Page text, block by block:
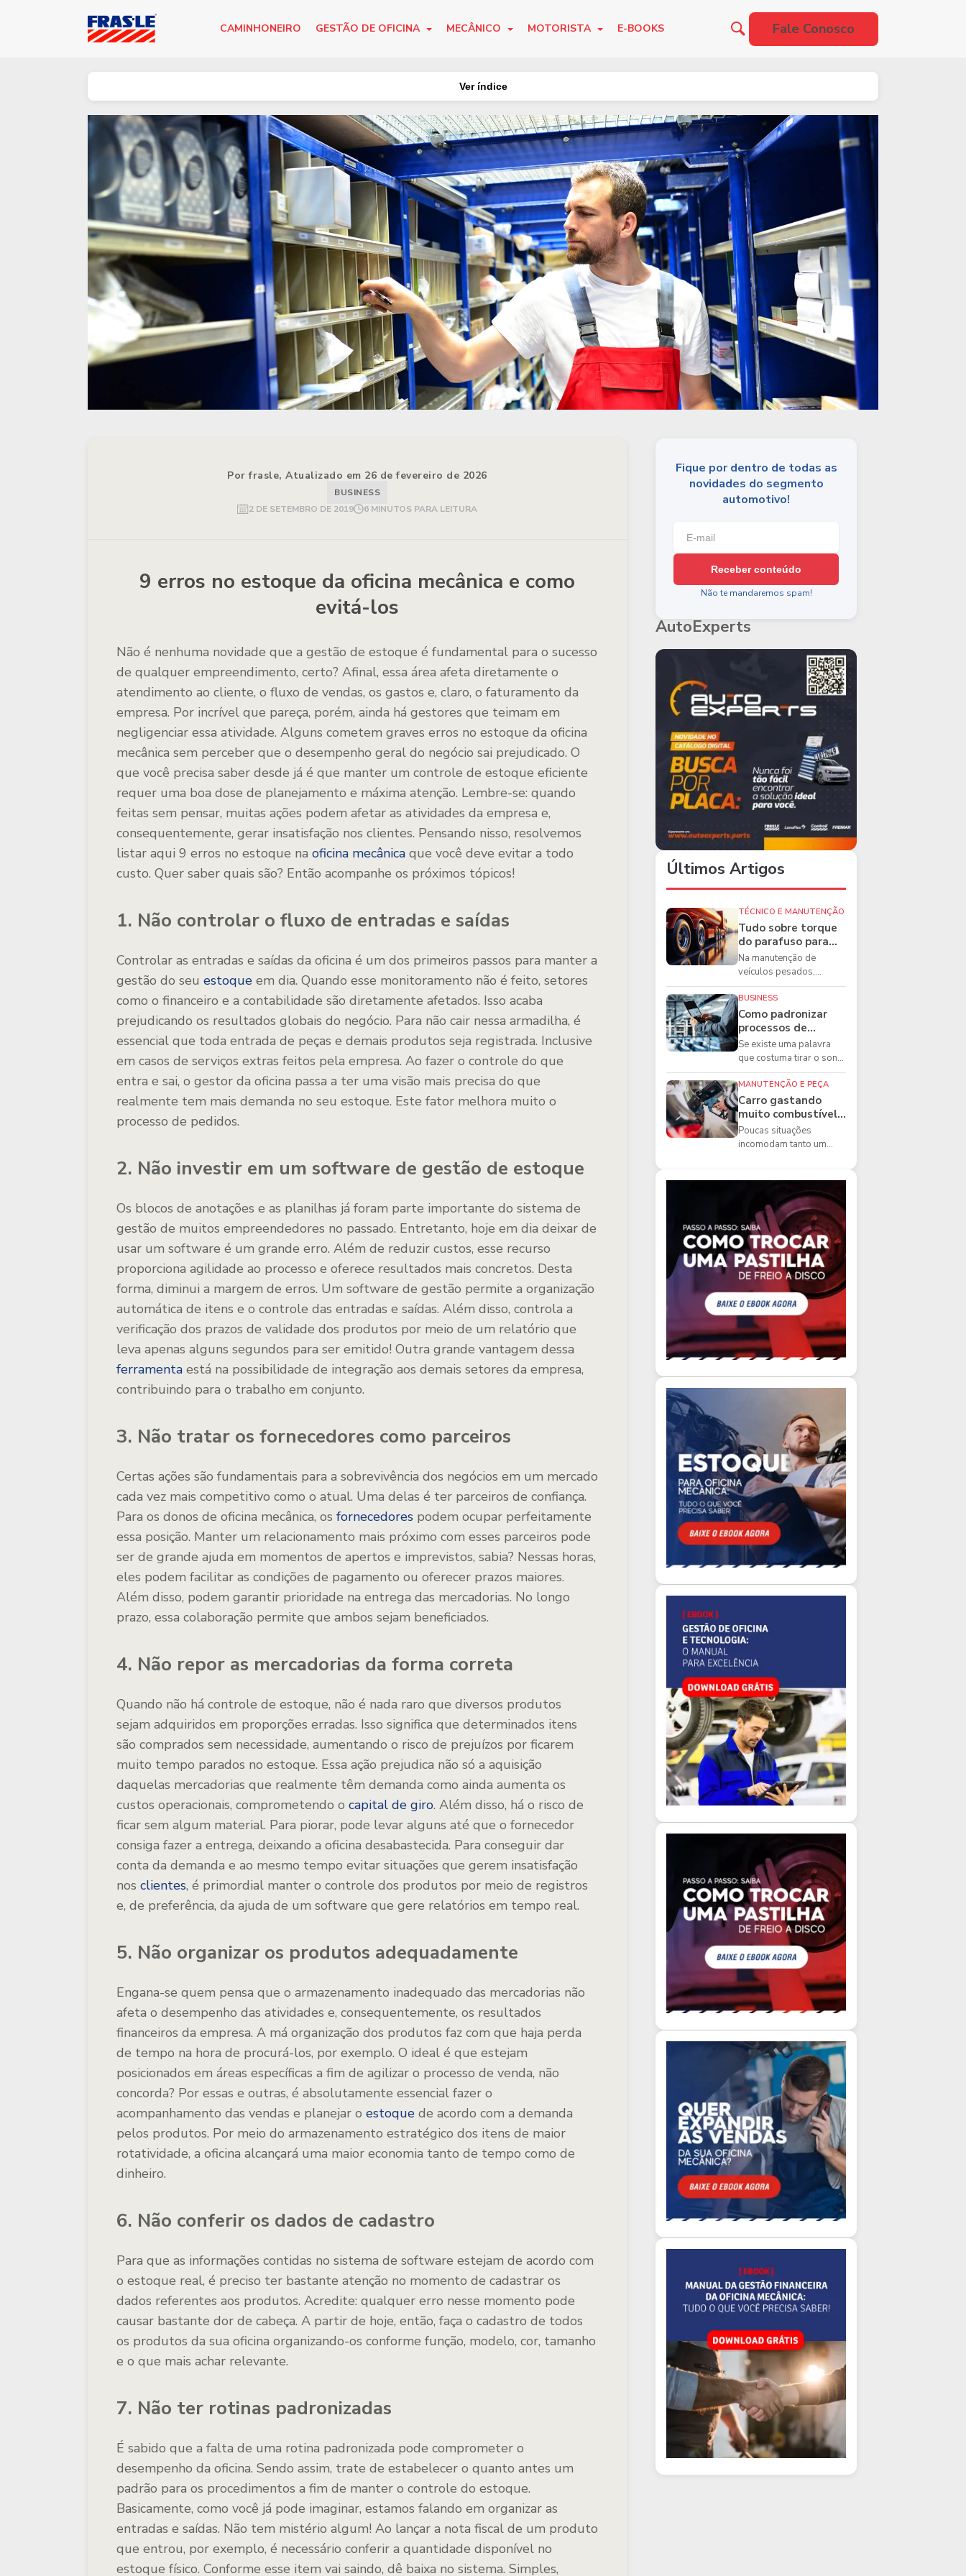
CAMINHONEIRO GESTÃO DE OFICINA MECÂNICO MOTORISTA E-BOOKS Fale Conosco
Ver índice
Por frasle, Atualizado em 26 de fevereiro de 2026
BUSINESS
2 DE SETEMBRO DE 2019
6 MINUTOS PARA LEITURA
9 erros no estoque da oficina mecânica e como
evitá-los
Não é nenhuma novidade que a gestão de estoque é fundamental para o sucesso
de qualquer empreendimento, certo? Afinal, essa área afeta diretamente o
atendimento ao cliente, o fluxo de vendas, os gastos e, claro, o faturamento da
empresa. Por incrível que pareça, porém, ainda há gestores que teimam em
negligenciar essa atividade. Alguns cometem graves erros no estoque da oficina
mecânica sem perceber que o desempenho geral do negócio sai prejudicado. O
que você precisa saber desde já é que manter um controle de estoque eficiente
requer uma boa dose de planejamento e máxima atenção. Lembre-se: quando
feitas sem pensar, muitas ações podem afetar as atividades da empresa e,
consequentemente, gerar insatisfação nos clientes. Pensando nisso, resolvemos
listar aqui 9 erros no estoque na oficina mecânica que você deve evitar a todo
custo. Quer saber quais são? Então acompanhe os próximos tópicos!
1. Não controlar o fluxo de entradas e saídas
Controlar as entradas e saídas da oficina é um dos primeiros passos para manter a
gestão do seu estoque em dia. Quando esse monitoramento não é feito, setores
como o financeiro e a contabilidade são diretamente afetados. Isso acaba
prejudicando os resultados globais do negócio. Para não cair nessa armadilha, é
essencial que toda entrada de peças e demais produtos seja registrada. Inclusive
em casos de serviços extras feitos pela empresa. Ao fazer o controle do que
entra e sai, o gestor da oficina passa a ter uma visão mais precisa do que
realmente tem mais demanda no seu estoque. Este fator melhora muito o
processo de pedidos.
2. Não investir em um software de gestão de estoque
Os blocos de anotações e as planilhas já foram parte importante do sistema de
gestão de muitos empreendedores no passado. Entretanto, hoje em dia deixar de
usar um software é um grande erro. Além de reduzir custos, esse recurso
proporciona agilidade ao processo e oferece resultados mais concretos. Desta
forma, diminui a margem de erros. Um software de gestão permite a organização
automática de itens e o controle das entradas e saídas. Além disso, controla a
verificação dos prazos de validade dos produtos por meio de um relatório que
leva apenas alguns segundos para ser emitido! Outra grande vantagem dessa
ferramenta está na possibilidade de integração aos demais setores da empresa,
contribuindo para o trabalho em conjunto.
3. Não tratar os fornecedores como parceiros
Certas ações são fundamentais para a sobrevivência dos negócios em um mercado
cada vez mais competitivo como o atual. Uma delas é ter parceiros de confiança.
Para os donos de oficina mecânica, os fornecedores podem ocupar perfeitamente
essa posição. Manter um relacionamento mais próximo com esses parceiros pode
ser de grande ajuda em momentos de apertos e imprevistos, sabia? Nessas horas,
eles podem facilitar as condições de pagamento ou oferecer prazos maiores.
Além disso, podem garantir prioridade na entrega das mercadorias. No longo
prazo, essa colaboração permite que ambos sejam beneficiados.
4. Não repor as mercadorias da forma correta
Quando não há controle de estoque, não é nada raro que diversos produtos
sejam adquiridos em proporções erradas. Isso significa que determinados itens
são comprados sem necessidade, aumentando o risco de prejuízos por ficarem
muito tempo parados no estoque. Essa ação prejudica não só a aquisição
daquelas mercadorias que realmente têm demanda como ainda aumenta os
custos operacionais, comprometendo o capital de giro. Além disso, há o risco de
ficar sem algum material. Para piorar, pode levar alguns até que o fornecedor
consiga fazer a entrega, deixando a oficina desabastecida. Para conseguir dar
conta da demanda e ao mesmo tempo evitar situações que gerem insatisfação
nos clientes, é primordial manter o controle dos produtos por meio de registros
e, de preferência, da ajuda de um software que gere relatórios em tempo real.
5. Não organizar os produtos adequadamente
Engana-se quem pensa que o armazenamento inadequado das mercadorias não
afeta o desempenho das atividades e, consequentemente, os resultados
financeiros da empresa. A má organização dos produtos faz com que haja perda
de tempo na hora de procurá-los, por exemplo. O ideal é que estejam
posicionados em áreas específicas a fim de agilizar o processo de venda, não
concorda? Por essas e outras, é absolutamente essencial fazer o
acompanhamento das vendas e planejar o estoque de acordo com a demanda
pelos produtos. Por meio do armazenamento estratégico dos itens de maior
rotatividade, a oficina alcançará uma maior economia tanto de tempo como de
dinheiro.
6. Não conferir os dados de cadastro
Para que as informações contidas no sistema de software estejam de acordo com
o estoque real, é preciso ter bastante atenção no momento de cadastrar os
dados referentes aos produtos. Acredite: qualquer erro nesse momento pode
causar bastante dor de cabeça. A partir de hoje, então, faça o cadastro de todos
os produtos da sua oficina organizando-os conforme função, modelo, cor, tamanho
e o que mais achar relevante.
7. Não ter rotinas padronizadas
É sabido que a falta de uma rotina padronizada pode comprometer o
desempenho da oficina. Sendo assim, trate de estabelecer o quanto antes um
padrão para os procedimentos a fim de manter o controle do estoque.
Basicamente, como você já pode imaginar, estamos falando em organizar as
entradas e saídas. Não tem mistério algum! Ao lançar a nota fiscal de um produto
que entrou, por exemplo, é necessário conferir a quantidade disponível no
estoque físico. Conforme esse item vai saindo, dê baixa no sistema. Simples,
Fique por dentro de todas as
novidades do segmento
automotivo!
Receber conteúdo
Não te mandaremos spam!
AutoExperts
Últimos Artigos
TÉCNICO E MANUTENÇÃO
Tudo sobre torque
do parafuso para
caminhões e as
boas práticas que
todo mecânico
precisa conhecer
Na manutenção de
veículos pesados,
existem ferramentas que
fazem diferença direta na
segurança e na ...
BUSINESS
Como padronizar
processos de
manutenção de
frota na oficina
Se existe uma palavra
que costuma tirar o sono
dos gestores de
manutenção, ela é a
imprevisibilidade...
MANUTENÇÃO E PEÇA
Carro gastando
muito combustível:
5 motivos que
podem aumentar o
Poucas situações
incomodam tanto um
acabando mais r...